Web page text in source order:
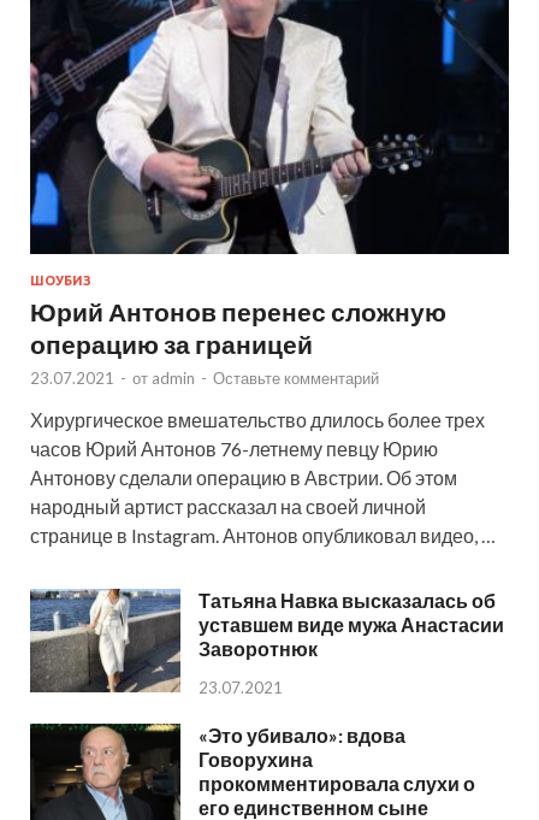
ШОУБИЗ
Юрий Антонов перенес сложную
операцию за границей
23.07.2021 - от admin - Оставьте комментарий
Хирургическое вмешательство длилось более трех
часов Юрий Антонов 76-летнему певцу Юрию
Антонову сделали операцию в Австрии. Об этом
народный артист рассказал на своей личной
странице в Instagram. Антонов опубликовал видео, …
Татьяна Навка высказалась об
уставшем виде мужа Анастасии
Заворотнюк
23.07.2021
«Это убивало»: вдова
Говорухина
прокомментировала слухи о
его единственном сыне